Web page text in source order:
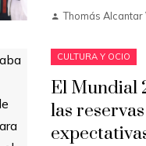
Thomás Alcantar
CULTURA Y OCIO
El Mundial
las